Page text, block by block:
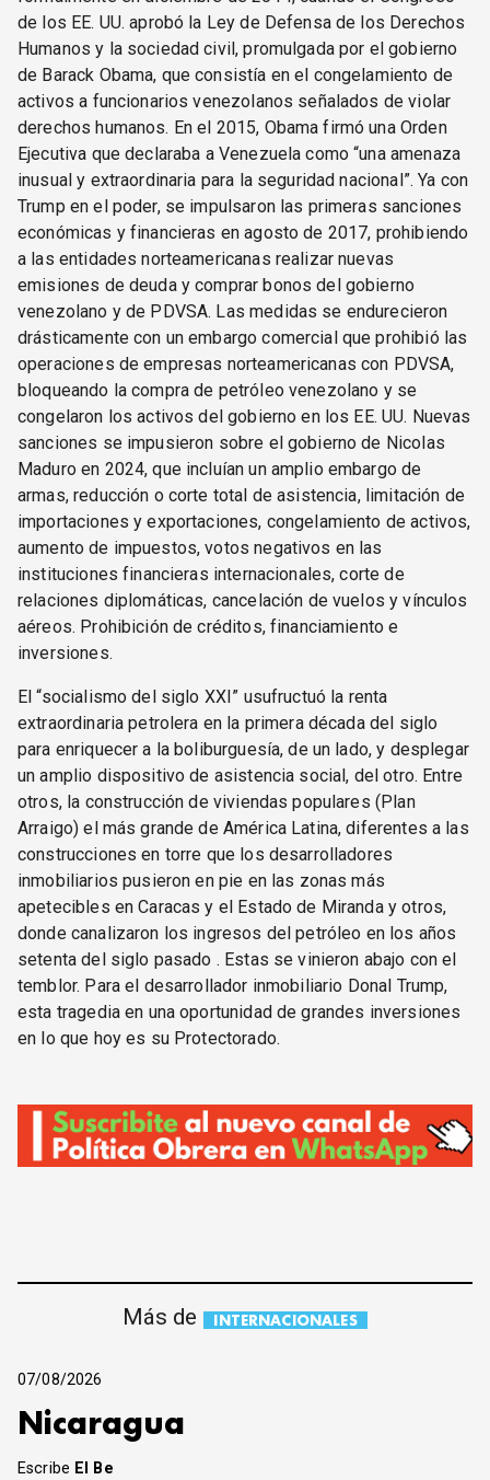
de los EE. UU. aprobó la Ley de Defensa de los Derechos
Humanos y la sociedad civil, promulgada por el gobierno
de Barack Obama, que consistía en el congelamiento de
activos a funcionarios venezolanos señalados de violar
derechos humanos. En el 2015, Obama firmó una Orden
Ejecutiva que declaraba a Venezuela como “una amenaza
inusual y extraordinaria para la seguridad nacional”. Ya con
Trump en el poder, se impulsaron las primeras sanciones
económicas y financieras en agosto de 2017, prohibiendo
a las entidades norteamericanas realizar nuevas
emisiones de deuda y comprar bonos del gobierno
venezolano y de PDVSA. Las medidas se endurecieron
drásticamente con un embargo comercial que prohibió las
operaciones de empresas norteamericanas con PDVSA,
bloqueando la compra de petróleo venezolano y se
congelaron los activos del gobierno en los EE. UU. Nuevas
sanciones se impusieron sobre el gobierno de Nicolas
Maduro en 2024, que incluían un amplio embargo de
armas, reducción o corte total de asistencia, limitación de
importaciones y exportaciones, congelamiento de activos,
aumento de impuestos, votos negativos en las
instituciones financieras internacionales, corte de
relaciones diplomáticas, cancelación de vuelos y vínculos
aéreos. Prohibición de créditos, financiamiento e
inversiones.
El “socialismo del siglo XXI” usufructuó la renta
extraordinaria petrolera en la primera década del siglo
para enriquecer a la boliburguesía, de un lado, y desplegar
un amplio dispositivo de asistencia social, del otro. Entre
otros, la construcción de viviendas populares (Plan
Arraigo) el más grande de América Latina, diferentes a las
construcciones en torre que los desarrolladores
inmobiliarios pusieron en pie en las zonas más
apetecibles en Caracas y el Estado de Miranda y otros,
donde canalizaron los ingresos del petróleo en los años
setenta del siglo pasado . Estas se vinieron abajo con el
temblor. Para el desarrollador inmobiliario Donal Trump,
esta tragedia en una oportunidad de grandes inversiones
en lo que hoy es su Protectorado.
Más de INTERNACIONALES
07/08/2026
Nicaragua
Escribe El Be